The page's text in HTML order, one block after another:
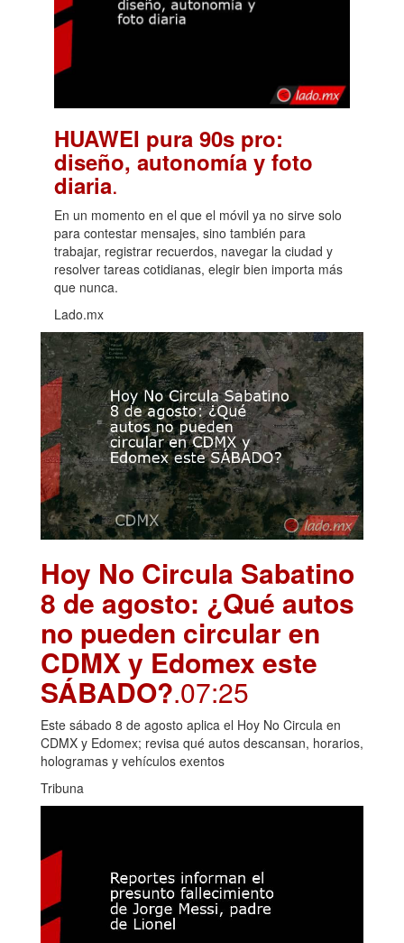
HUAWEI pura 90s pro:
diseño, autonomía y foto
diaria.
En un momento en el que el móvil ya no sirve solo
para contestar mensajes, sino también para
trabajar, registrar recuerdos, navegar la ciudad y
resolver tareas cotidianas, elegir bien importa más
que nunca.
Lado.mx
Hoy No Circula Sabatino
8 de agosto: ¿Qué autos
no pueden circular en
CDMX y Edomex este
SÁBADO?.07:25
Este sábado 8 de agosto aplica el Hoy No Circula en
CDMX y Edomex; revisa qué autos descansan, horarios,
hologramas y vehículos exentos
Tribuna